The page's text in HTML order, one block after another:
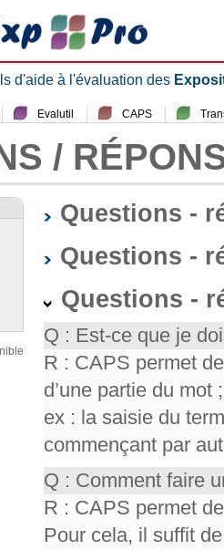
d'aide à l'évaluation des
Evalutil CAPS
/
Questions -
Questions -
Questions -
Q : Est-ce que je
R : CAPS permet
d’une partie du
ex : la saisie du
commençant par
Q : Comment faire
R : CAPS permet
Pour cela, il suffit